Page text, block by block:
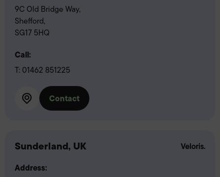
9C Old Bridge Way,
Shefford,
SG17 5HQ
Call:
T: 01462 851225
Contact
Sunderland, UK
Address: